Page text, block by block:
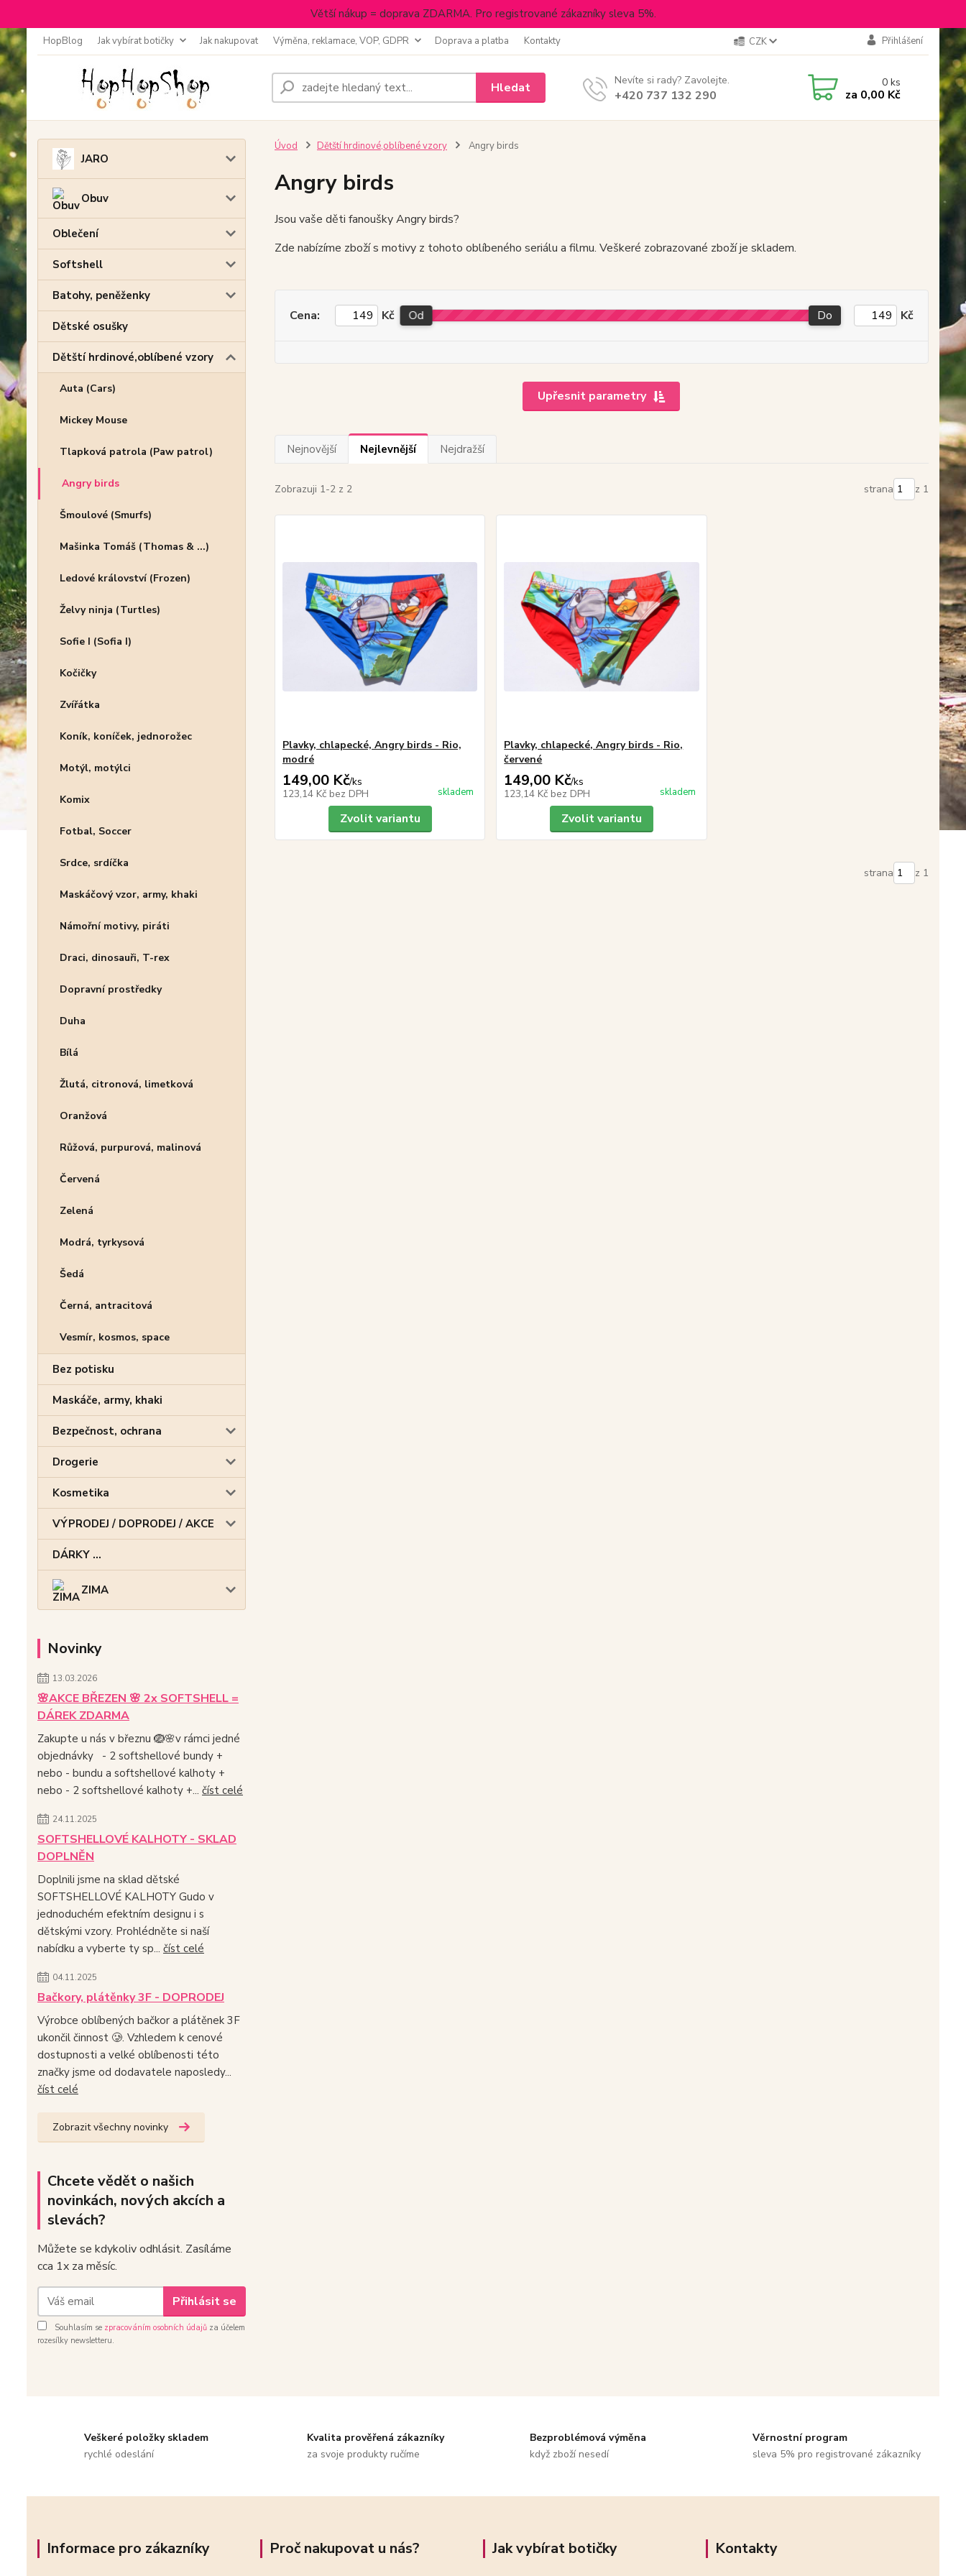
Větší nákup = doprava ZDARMA. Pro registrované zákazníky sleva 5%.
HopBlog Jak vybírat botičky Jak nakupovat Výměna, reklamace, VOP, GDPR Doprava a platba Kontakty CZK Přihlášení
Hledat Nevíte si rady? Zavolejte.
+420 737 132 290
0ks
za 0,00 Kč
JARO
Obuv
Oblečení
Softshell
Batohy, peněženky
Dětské osušky
Dětští hrdinové,oblíbené vzory
Auta (Cars)
Mickey Mouse
Tlapková patrola (Paw patrol)
Angry birds
Šmoulové (Smurfs)
Mašinka Tomáš (Thomas & ...)
Ledové království (Frozen)
Želvy ninja (Turtles)
Sofie I (Sofia I)
Kočičky
Zvířátka
Koník, koníček, jednorožec
Motýl, motýlci
Komix
Fotbal, Soccer
Srdce, srdíčka
Maskáčový vzor, army, khaki
Námořní motivy, piráti
Draci, dinosauři, T-rex
Dopravní prostředky
Duha
Bílá
Žlutá, citronová, limetková
Oranžová
Růžová, purpurová, malinová
Červená
Zelená
Modrá, tyrkysová
Šedá
Černá, antracitová
Vesmír, kosmos, space
Bez potisku
Maskáče, army, khaki
Bezpečnost, ochrana
Drogerie
Kosmetika
VÝPRODEJ / DOPRODEJ / AKCE
DÁRKY ...
ZIMA
Novinky
13.03.2026
🌸AKCE BŘEZEN 🌸 2x SOFTSHELL =
DÁREK ZDARMA
Zakupte u nás v březnu 🪺🌸v rámci jedné
objednávky - 2 softshellové bundy +
nebo - bundu a softshellové kalhoty +
nebo - 2 softshellové kalhoty +... číst celé
24.11.2025
SOFTSHELLOVÉ KALHOTY - SKLAD
DOPLNĚN
Doplnili jsme na sklad dětské
SOFTSHELLOVÉ KALHOTY Gudo v
jednoduchém efektním designu i s
dětskými vzory. Prohlédněte si naší
nabídku a vyberte ty sp... číst celé
04.11.2025
Bačkory, plátěnky 3F - DOPRODEJ
Výrobce oblíbených bačkor a plátěnek 3F
ukončil činnost 🥲. Vzhledem k cenové
dostupnosti a velké oblíbenosti této
značky jsme od dodavatele naposledy...
číst celé
Zobrazit všechny novinky
Chcete vědět o našich
novinkách, nových akcích a
slevách?
Můžete se kdykoliv odhlásit. Zasíláme
cca 1x za měsíc.
Přihlásit se
Souhlasím se zpracováním osobních údajů za účelem
rozesílky newsletteru.
Úvod Dětští hrdinové,oblíbené vzory Angry birds
Angry birds
Jsou vaše děti fanoušky Angry birds?
Zde nabízíme zboží s motivy z tohoto oblíbeného seriálu a filmu. Veškeré zobrazované zboží je skladem.
Upřesnit parametry
Cena: Kč Od Do Kč
Nejnovější Nejlevnější Nejdražší
Zobrazuji 1-2 z 2 strana z 1
Plavky, chlapecké, Angry birds - Rio,
modré
149,00 Kč/ks
123,14 Kč bez DPH skladem
Zvolit variantu
Plavky, chlapecké, Angry birds - Rio,
červené
149,00 Kč/ks
123,14 Kč bez DPH skladem
Zvolit variantu
strana z 1
Veškeré položky skladem
rychlé odeslání
Kvalita prověřená zákazníky
za svoje produkty ručíme
Bezproblémová výměna
když zboží nesedí
Věrnostní program
sleva 5% pro registrované zákazníky
Informace pro zákazníky Proč nakupovat u nás? Jak vybírat botičky Kontakty